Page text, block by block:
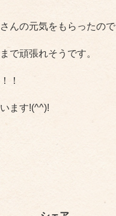
んの元気をもらったので
で頑張れそうです。
！
ます!(^^)!